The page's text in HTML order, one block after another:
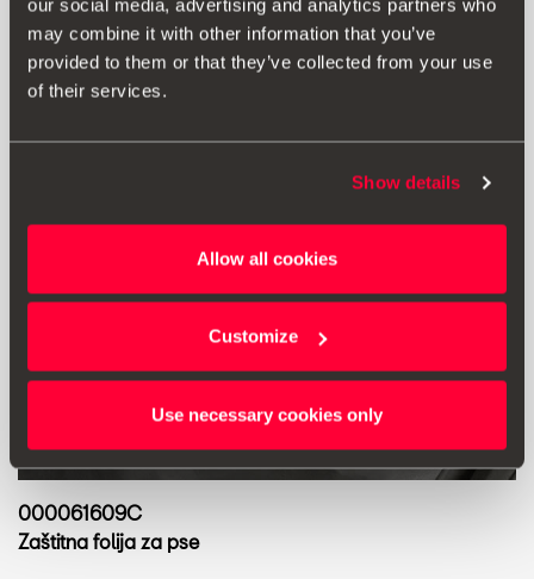
our social media, advertising and analytics partners who
may combine it with other information that you’ve
provided to them or that they’ve collected from your use
of their services.
Show details
Allow all cookies
Customize
Use necessary cookies only
Vidjeti proizvod
000061609C
Zaštitna folija za pse